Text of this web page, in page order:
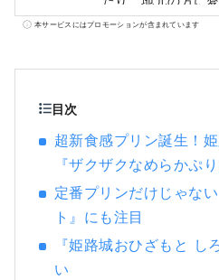
特徴は挙げられま
できるように「か
る」をコンセプト
し、お客様と兵庫
が キュッと縮まる
ます。
本サービスにはプロモーションが含まれています
目次
超新食感プリン誕生！
『ザクザクなめらかぷり
定番プリンだけじゃな
ト』にも注目
『姫路城おひざもと し
い